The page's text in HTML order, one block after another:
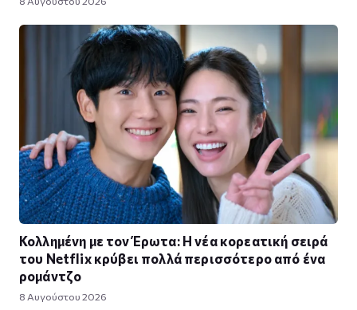
Κολλημένη με τον Έρωτα: Η νέα κορεατική σειρά
του Netflix κρύβει πολλά περισσότερο από ένα
ρομάντζο
8 Αυγούστου 2026